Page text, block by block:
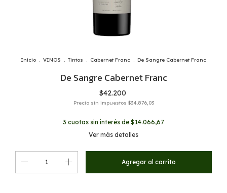
Inicio . VINOS . Tintos . Cabernet Franc . De Sangre Cabernet Franc
De Sangre Cabernet Franc
$42.200
Precio sin impuestos $34.876,03
3 cuotas sin interés de $14.066,67
Ver más detalles